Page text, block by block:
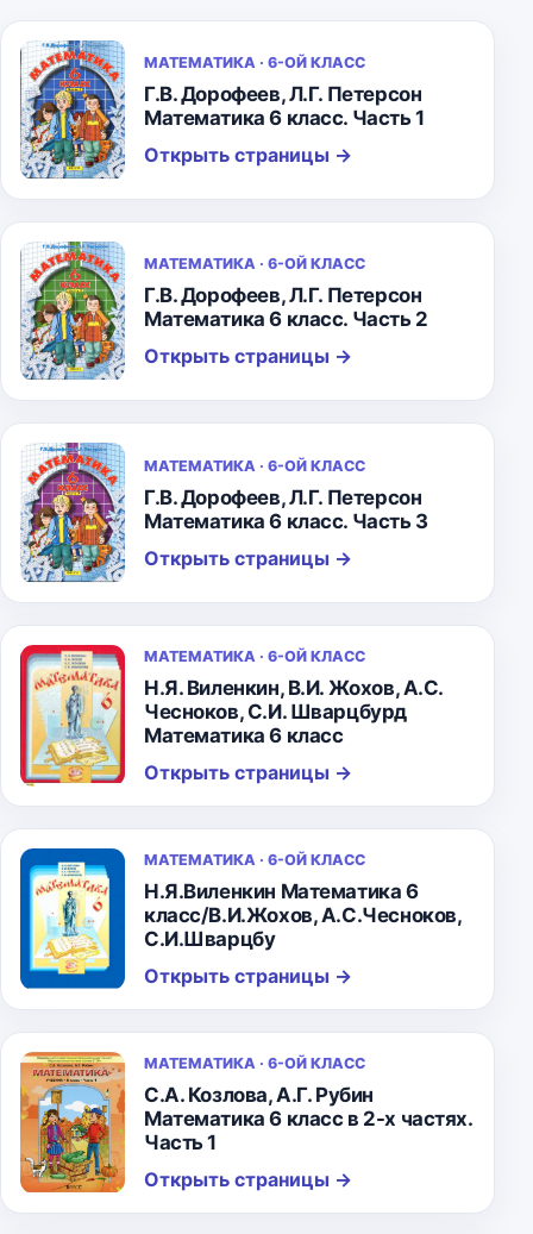
МАТЕМАТИКА · 6-ОЙ КЛАСС
Г.В. Дорофеев, Л.Г. Петерсон
Математика 6 класс. Часть 1
Открыть страницы →
МАТЕМАТИКА · 6-ОЙ КЛАСС
Г.В. Дорофеев, Л.Г. Петерсон
Математика 6 класс. Часть 2
Открыть страницы →
МАТЕМАТИКА · 6-ОЙ КЛАСС
Г.В. Дорофеев, Л.Г. Петерсон
Математика 6 класс. Часть 3
Открыть страницы →
МАТЕМАТИКА · 6-ОЙ КЛАСС
Н.Я. Виленкин, В.И. Жохов, А.С.
Чесноков, С.И. Шварцбурд
Математика 6 класс
Открыть страницы →
МАТЕМАТИКА · 6-ОЙ КЛАСС
Н.Я.Виленкин Математика 6
класс/В.И.Жохов, А.С.Чесноков,
С.И.Шварцбу
Открыть страницы →
МАТЕМАТИКА · 6-ОЙ КЛАСС
С.А. Козлова, А.Г. Рубин
Математика 6 класс в 2-х частях.
Часть 1
Открыть страницы →